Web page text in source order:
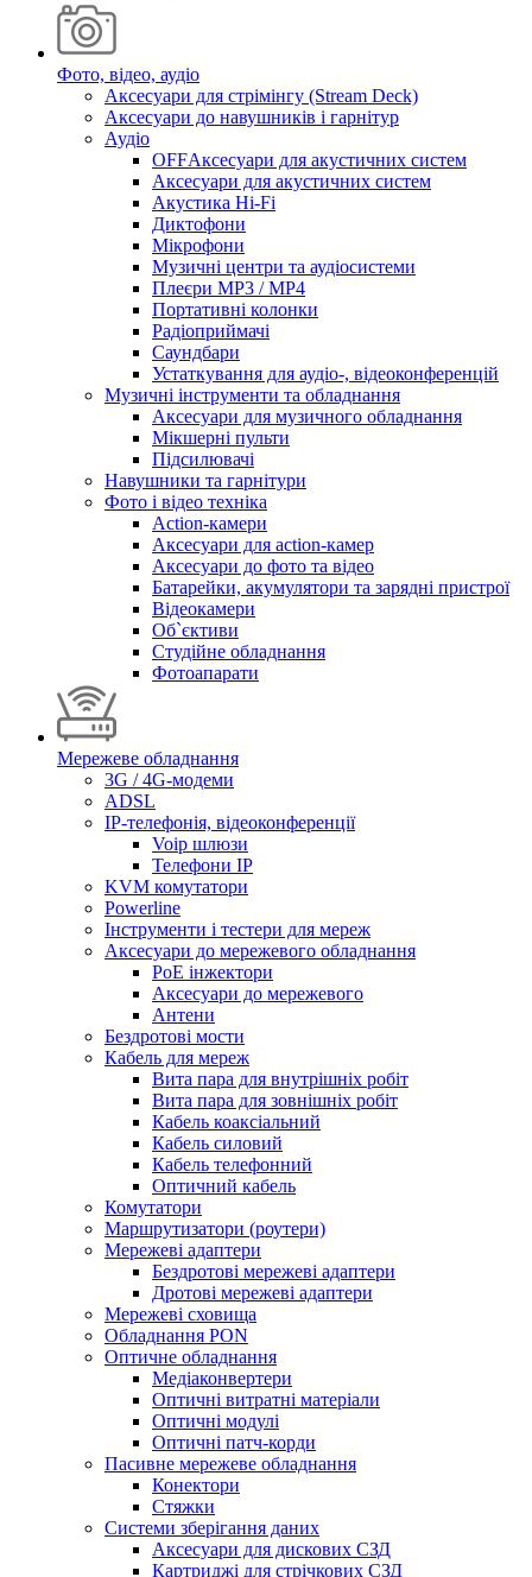
Фото, відео, аудіо
Аксесуари для стрімінгу (Stream Deck)
Аксесуари до навушників і гарнітур
Аудіо
OFFАксесуари для акустичних систем
Аксесуари для акустичних систем
Акустика Hi-Fi
Диктофони
Мікрофони
Музичні центри та аудіосистеми
Плеєри MP3 / MP4
Портативні колонки
Радіоприймачі
Саундбари
Устаткування для аудіо-, відеоконференцій
Музичні інструменти та обладнання
Аксесуари для музичного обладнання
Мікшерні пульти
Підсилювачі
Навушники та гарнітури
Фото і відео техніка
Action-камери
Аксесуари для action-камер
Аксесуари до фото та відео
Батарейки, акумулятори та зарядні пристрої
Відеокамери
Об`єктиви
Студійне обладнання
Фотоапарати
Мережеве обладнання
3G / 4G-модеми
ADSL
IP-телефонія, відеоконференції
Voip шлюзи
Телефони IP
KVM комутатори
Powerline
Інструменти і тестери для мереж
Аксесуари до мережевого обладнання
PoE інжектори
Аксесуари до мережевого
Антени
Бездротові мости
Кабель для мереж
Вита пара для внутрішніх робіт
Вита пара для зовнішніх робіт
Кабель коаксіальний
Кабель силовий
Кабель телефонний
Оптичний кабель
Комутатори
Маршрутизатори (роутери)
Мережеві адаптери
Бездротові мережеві адаптери
Дротові мережеві адаптери
Мережеві сховища
Обладнання PON
Оптичне обладнання
Медіаконвертери
Оптичні витратні матеріали
Оптичні модулі
Оптичні патч-корди
Пасивне мережеве обладнання
Конектори
Стяжки
Системи зберігання даних
Аксесуари для дискових СЗД
Картриджі для стрічкових СЗД